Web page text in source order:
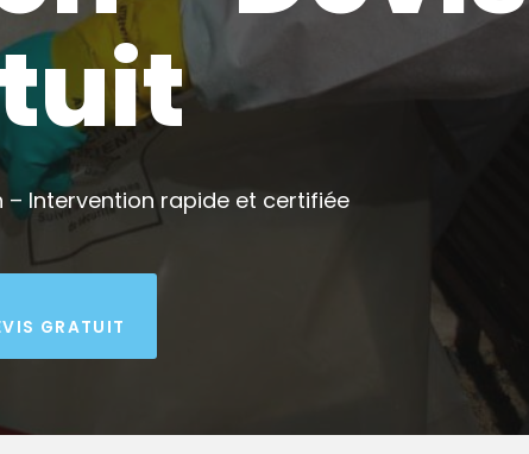
– Intervention rapide et certifiée
GRATUIT